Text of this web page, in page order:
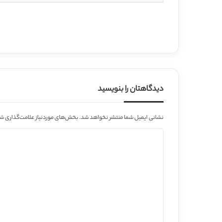
دیدگاهتان را بنویسید
نشانی ایمیل شما منتشر نخواهد شد.بخش‌های موردنیاز علامت‌گذاری